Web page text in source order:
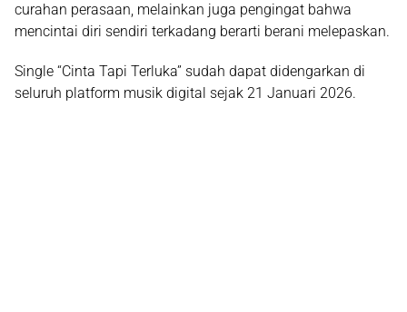
curahan perasaan, melainkan juga pengingat bahwa
mencintai diri sendiri terkadang berarti berani melepaskan.
Single “Cinta Tapi Terluka” sudah dapat didengarkan di
seluruh platform musik digital sejak 21 Januari 2026.